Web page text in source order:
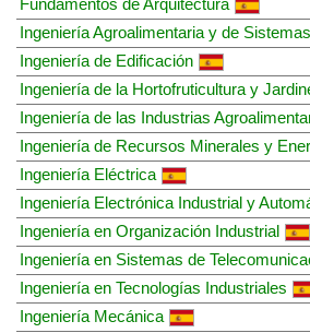
Fundamentos de Arquitectura
Ingeniería Agroalimentaria y de
Ingeniería de Edificación
Ingeniería de la Hortofruticultura y
Ingeniería de las Industrias
Ingeniería de Recursos Minerales y
Ingeniería Eléctrica
Ingeniería Electrónica Industrial y
Ingeniería en Organización Industrial
Ingeniería en Sistemas de
Ingeniería en Tecnologías Industriales
Ingeniería Mecánica